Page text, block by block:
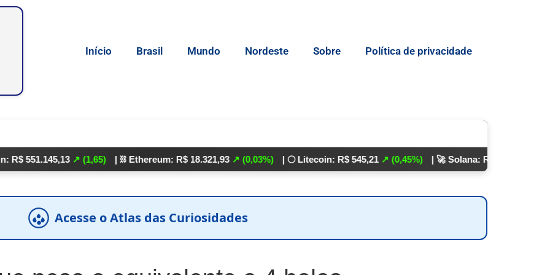
Início Brasil Mundo Nordeste Sobre Política de privacidade
↗ (1,65) | ⛓️ Ethereum: R$ 18.321,93 ↗ (0,03%) | 🌕 Litecoin: R$ 545,21↗ (0,45%) | 🚀 Solana: R$ 862,24↘ (0,01%)
Acesse o Atlas das Curiosidades